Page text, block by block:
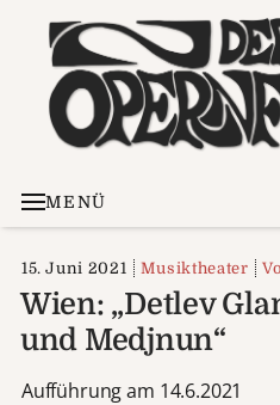
MENÜ
15. Juni 2021 Musiktheater
Wien: „Detlev
und Medjnun“
Aufführung am 14.6.2021